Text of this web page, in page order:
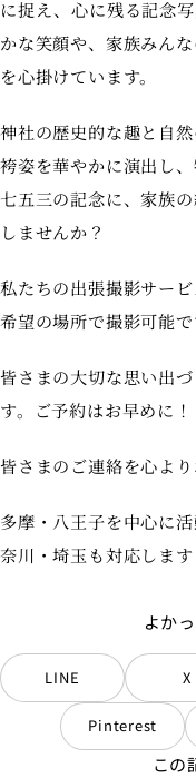
に捉え、心に残る記念
かな笑顔や、家族みん
を心掛けています。
神社の歴史的な趣と自
袴姿を華やかに演出し
七五三の記念に、家族
しませんか？
私たちの出張撮影サー
希望の場所で撮影可能で
皆さまの大切な思い出
す。ご予約はお早めに！
皆さまのご連絡を心より
多摩・八王子を中心に
奈川・埼玉も対応します
よか
LINE X
Pinterest
この